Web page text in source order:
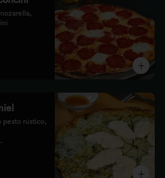
pesto rústico,